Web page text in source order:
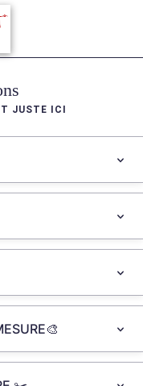
JUSTE ICI